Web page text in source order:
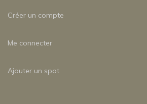
Créer un compte
Me connecter
Ajouter un spot